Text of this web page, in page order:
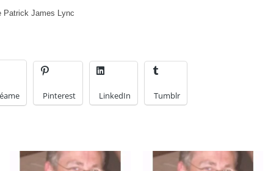
Patrick James Lync
Pinterest LinkedIn Tumblr